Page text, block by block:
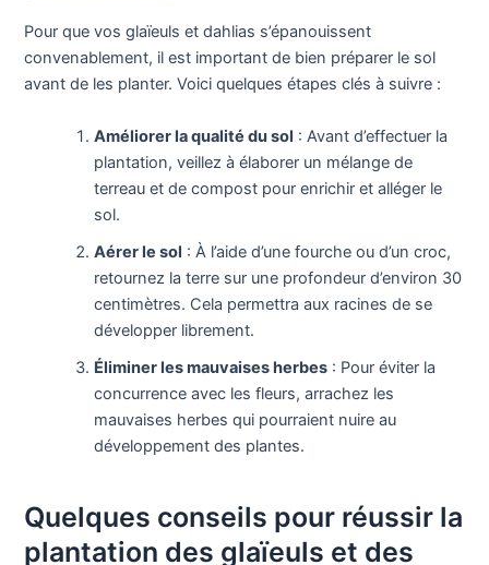
Pour que vos glaïeuls et dahlias s’épanouissent
convenablement, il est important de bien préparer le sol
avant de les planter. Voici quelques étapes clés à suivre :
Améliorer la qualité du sol : Avant d’effectuer la
plantation, veillez à élaborer un mélange de
terreau et de compost pour enrichir et alléger le
sol.
Aérer le sol : À l’aide d’une fourche ou d’un croc,
retournez la terre sur une profondeur d’environ 30
centimètres. Cela permettra aux racines de se
développer librement.
Éliminer les mauvaises herbes : Pour éviter la
concurrence avec les fleurs, arrachez les
mauvaises herbes qui pourraient nuire au
développement des plantes.
Quelques conseils pour réussir la
plantation des glaïeuls et des